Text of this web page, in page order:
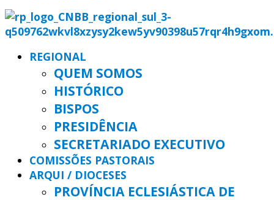
REGIONAL
QUEM SOMOS
HISTÓRICO
BISPOS
PRESIDÊNCIA
SECRETARIADO EXECUTIVO
COMISSÕES PASTORAIS
ARQUI / DIOCESES
PROVÍNCIA ECLESIÁSTICA DE